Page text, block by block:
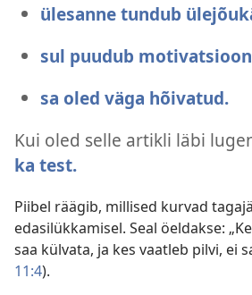
ülesanne tundub
sul puudub
sa oled väga hõivatud.
Kui oled selle artikli läbi
ka test.
Piibel räägib, millised kurvad
edasilükkamisel. Seal öeldakse:
saa külvata, ja kes vaatleb pilvi, ei
11:4).